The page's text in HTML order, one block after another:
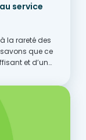
service
la rareté des
que ce
et d’un